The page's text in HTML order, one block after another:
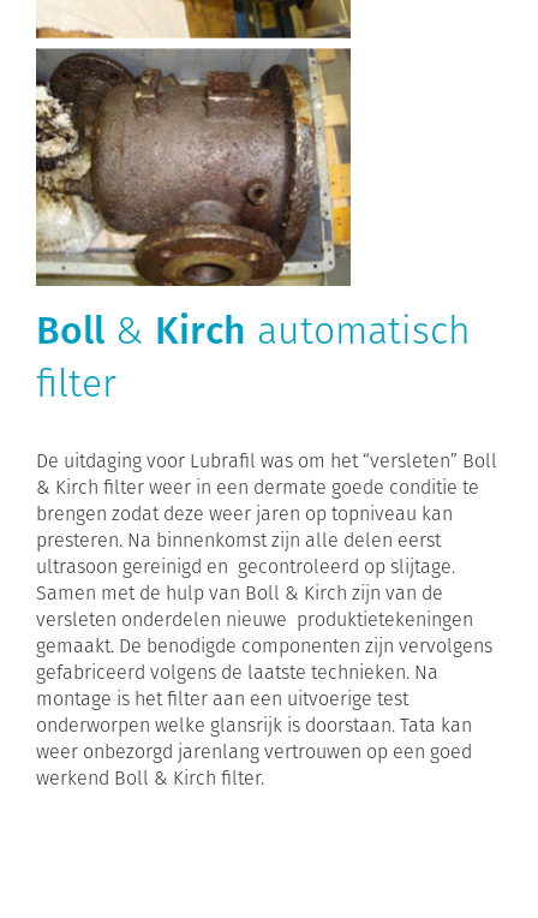
Boll & Kirch automatisch
filter
De uitdaging voor Lubrafil was om het “versleten” Boll
& Kirch filter weer in een dermate goede conditie te
brengen zodat deze weer jaren op topniveau kan
presteren. Na binnenkomst zijn alle delen eerst
ultrasoon gereinigd en gecontroleerd op slijtage.
Samen met de hulp van Boll & Kirch zijn van de
versleten onderdelen nieuwe produktietekeningen
gemaakt. De benodigde componenten zijn vervolgens
gefabriceerd volgens de laatste technieken. Na
montage is het filter aan een uitvoerige test
onderworpen welke glansrijk is doorstaan. Tata kan
weer onbezorgd jarenlang vertrouwen op een goed
werkend Boll & Kirch filter.